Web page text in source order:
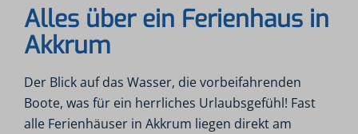
Alles über ein Ferienhaus in
Akkrum
Der Blick auf das Wasser, die vorbeifahrenden
Boote, was für ein herrliches Urlaubsgefühl! Fast
alle Ferienhäuser in Akkrum liegen direkt am